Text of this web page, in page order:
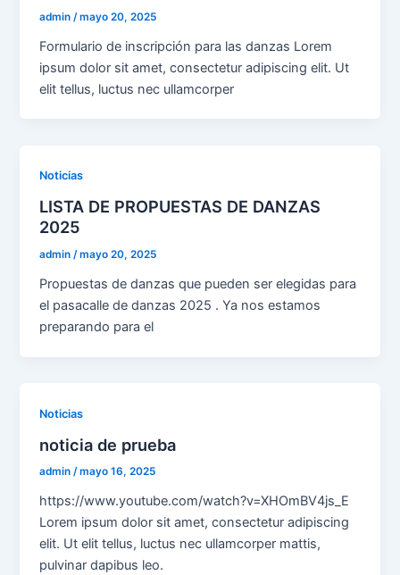
admin /mayo 20, 2025
Formulario de inscripción para las danzas Lorem
ipsum dolor sit amet, consectetur adipiscing elit. Ut
elit tellus, luctus nec ullamcorper
Noticias
LISTA DE PROPUESTAS DE DANZAS
2025
admin/mayo 20, 2025
Propuestas de danzas que pueden ser elegidas para
el pasacalle de danzas 2025 . Ya nos estamos
preparando para el
Noticias
noticia de prueba
admin/mayo 16, 2025
https://www.youtube.com/watch?v=XHOmBV4js_E
Lorem ipsum dolor sit amet, consectetur adipiscing
elit. Ut elit tellus, luctus nec ullamcorper mattis,
pulvinar dapibus leo.